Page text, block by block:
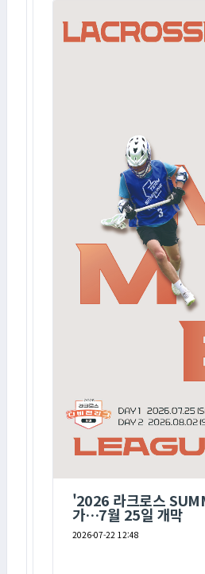
'2026 라크로스
가…7월 25일 개막
2026-07-22 12:48